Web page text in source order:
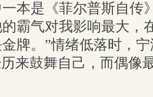
本是《菲尔普斯自传
霸气对我影响最大，
牌。”情绪低落时，
来鼓舞自己，而偶像